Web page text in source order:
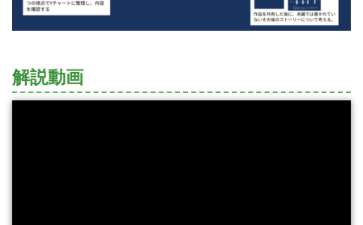
解説動画